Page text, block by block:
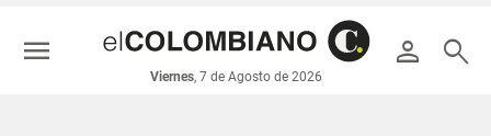
económicos
Colombia
person search
Viernes, 7 de Agosto de 2026
menu